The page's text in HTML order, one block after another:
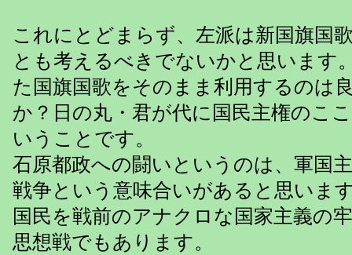
これにとどまらず、左派は新国旗国
とも考えるべきでないかと思います
た国旗国歌をそのまま利用するのは
か？日の丸・君が代に国民主権のこ
いうことです。
石原都政への闘いというのは、軍国
戦争という意味合いがあると思いま
国民を戦前のアナクロな国家主義の
思想戦でもあります。